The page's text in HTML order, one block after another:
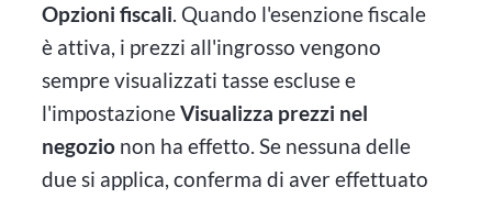
Opzioni fiscali. Quando l'esenzione fiscale
è attiva, i prezzi all'ingrosso vengono
sempre visualizzati tasse escluse e
l'impostazioneVisualizza prezzi nel
negozio non ha effetto. Se nessuna delle
due si applica, conferma di aver effettuato